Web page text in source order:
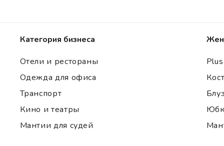
Категория бизнеса
Отели и рестораны
Одежда для офиса
Транспорт
Кино и театры
Мантии для судей